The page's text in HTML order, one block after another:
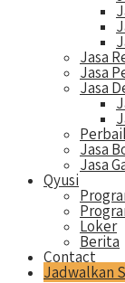
Jasa
Jasa
Jasa
Jasa
Jasa
Qyusi
Loker
Berita
Contact
Jadwalkan